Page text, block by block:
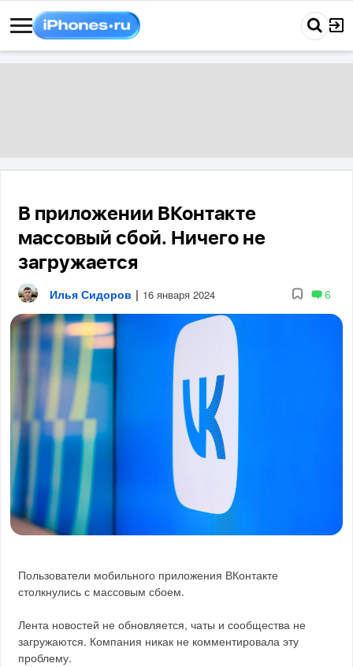
В приложении ВКонтакте
массовый сбой. Ничего не
загружается
Илья Сидоров | 16 января 2024 6
Пользователи мобильного приложения ВКонтакте
столкнулись с массовым сбоем.
Лента новостей не обновляется, чаты и сообщества не
загружаются. Компания никак не комментировала эту
проблему.